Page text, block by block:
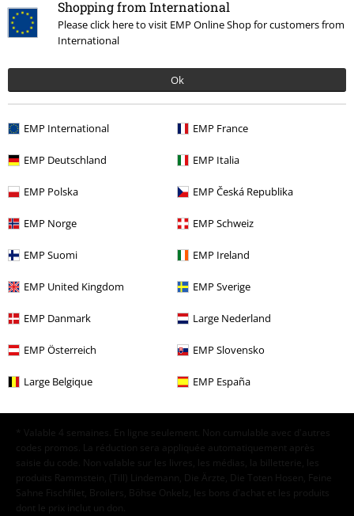
Shopping from International
Please click here to visit EMP Online Shop for customers from
International
Ok
EMP International EMP France
EMP Deutschland EMP Italia
EMP Polska EMP Česká Republika
EMP Norge EMP Schweiz
EMP Suomi EMP Ireland
EMP United Kingdom EMP Sverige
EMP Danmark Large Nederland
EMP Österreich EMP Slovensko
Large Belgique EMP España
Musique Les Styles Core Metalcore
Médias Vinyle
Black Veil Brides
E-Mail Newsletter
abonnant maintenant !
Plus d'informations
J’accepte de recevoir la newsletter d’EMP et que mes données
régulièrement des infos sur ses produits. Mes données seront traitées
selon la
. Je sais que je peux retirer mon
accord à tout moment en contactant EMP Mail Order UK Ltd.
Cliquer icipour me désabonner de la newsletter.
* Valable 4 semaines. En ligne seulement. Non cumulable avec d'autres
codes promos. La réduction sera appliquée automatiquement après
saisie du code. Non valable sur les livres, les médias, la billetterie, les
produits Rammstein, (Till) Lindemann, Die Ärzte, Die Toten Hosen, Feine
Sahne Fischfilet, Broilers, Böhse Onkelz, les bons d'achat et les produits
dont le prix inclut un don.